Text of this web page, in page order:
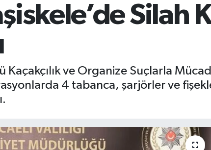
Silah
Kaçakçılık ve Organize Suçlarla
4 tabanca, şarjörler ve